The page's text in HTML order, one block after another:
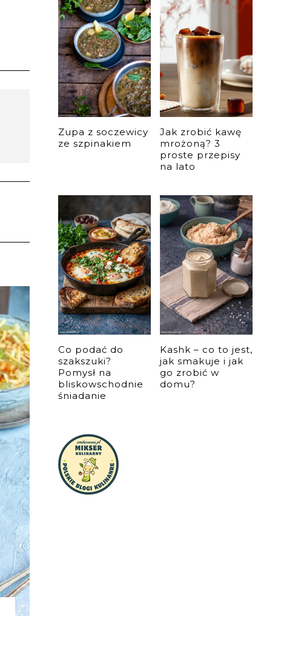
Zupa z soczewicy
ze szpinakiem
Jak zrobić kawę
mrożoną? 3
proste przepisy
na lato
Co podać do
szakszuki?
Pomysł na
bliskowschodnie
śniadanie
Kashk – co to jest,
jak smakuje i jak
go zrobić w
domu?